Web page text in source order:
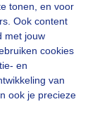
tonen, en voor
Ook content
met jouw
cookies
en
van
ook je precieze